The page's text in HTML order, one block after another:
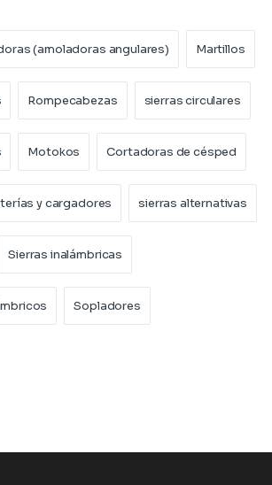
Tabs
(amoladoras angulares) Martillos
Rompecabezas sierras circulares
Motokos Cortadoras de césped
y cargadores sierras alternativas
Sierras inalámbricas
Sopladores